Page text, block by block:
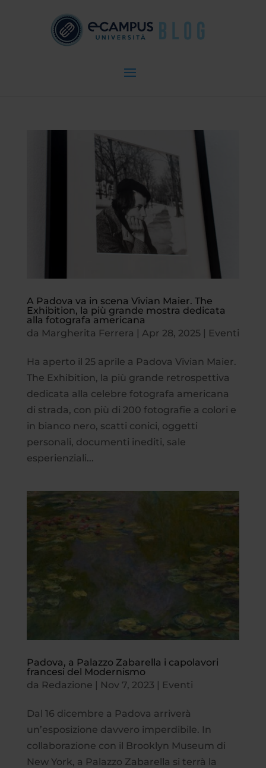
A Padova va in scena Vivian Maier. The
Exhibition, la più grande mostra dedicata
alla fotografa americana
da Margherita Ferrera | Apr 28, 2025 | Eventi
Ha aperto il 25 aprile a Padova Vivian Maier.
The Exhibition, la più grande retrospettiva
dedicata alla celebre fotografa americana
di strada, con più di 200 fotografie a colori e
in bianco nero, scatti conici, oggetti
personali, documenti inediti, sale
esperienziali...
Padova, a Palazzo Zabarella i capolavori
francesi del Modernismo
da Redazione | Nov 7, 2023 | Eventi
Dal 16 dicembre a Padova arriverà
un’esposizione davvero imperdibile. In
collaborazione con il Brooklyn Museum di
New York, a Palazzo Zabarella si terrà la